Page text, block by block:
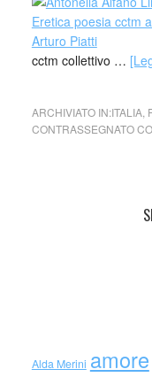
cctm collettivo …
ARCHIVIATO IN:ITALIA,
CONTRASSEGNATO
Alda Merini amore